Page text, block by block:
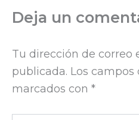
Deja un
Tu dirección de correo
publicada. Los campos
marcados con *